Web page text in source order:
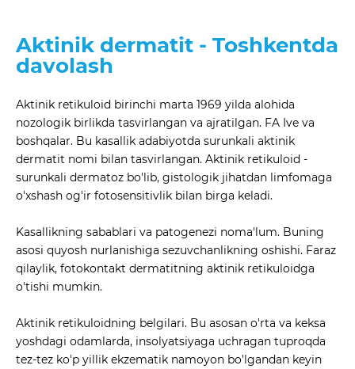
Aktinik dermatit - Toshkentda
davolash
Aktinik retikuloid birinchi marta 1969 yilda alohida
nozologik birlikda tasvirlangan va ajratilgan. FA Ive va
boshqalar. Bu kasallik adabiyotda surunkali aktinik
dermatit nomi bilan tasvirlangan. Aktinik retikuloid -
surunkali dermatoz bo'lib, gistologik jihatdan limfomaga
o'xshash og'ir fotosensitivlik bilan birga keladi.
Kasallikning sabablari va patogenezi noma'lum. Buning
asosi quyosh nurlanishiga sezuvchanlikning oshishi. Faraz
qilaylik, fotokontakt dermatitning aktinik retikuloidga
o'tishi mumkin.
Aktinik retikuloidning belgilari. Bu asosan o'rta va keksa
yoshdagi odamlarda, insolyatsiyaga uchragan tuproqda
tez-tez ko'p yillik ekzematik namoyon bo'lgandan keyin